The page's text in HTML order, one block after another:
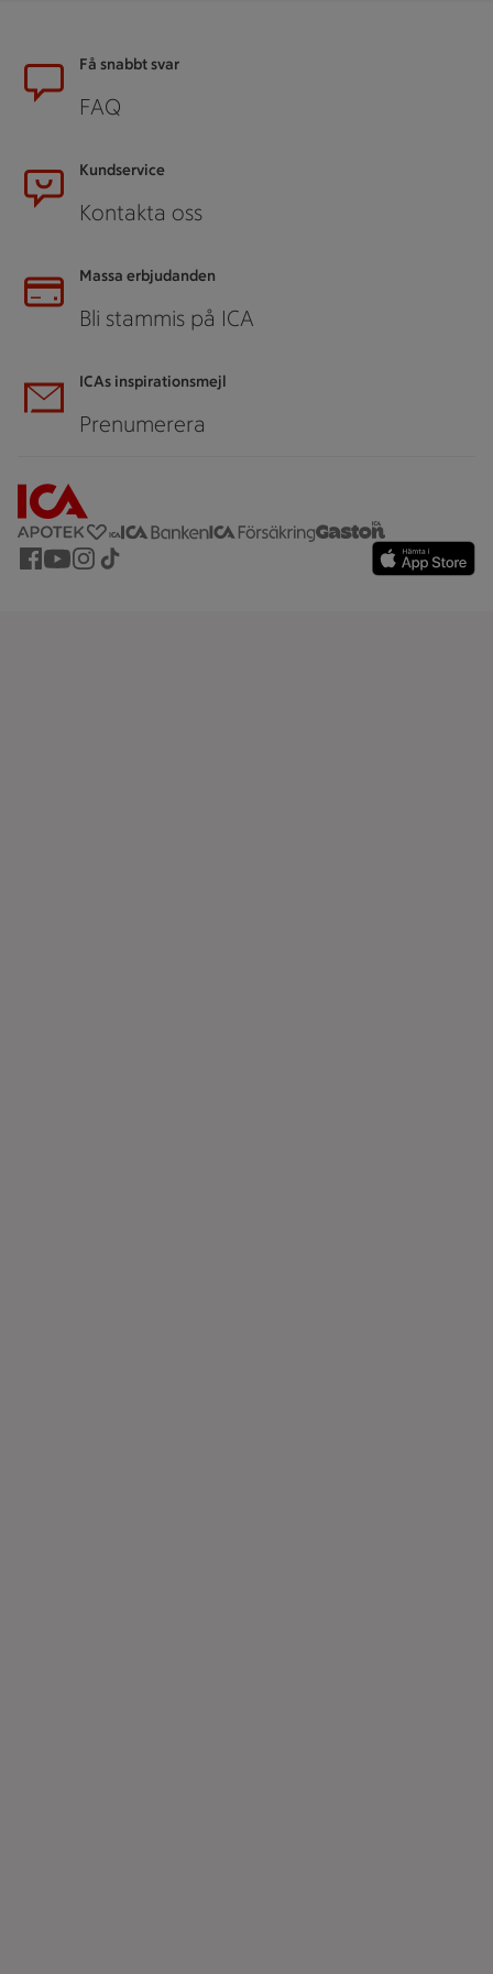
SidfotFå snabbt svar
FAQ
Kundservice
Kontakta oss
Massa erbjudanden
Bli stammis på ICA
ICAs inspirationsmejl
Prenumerera